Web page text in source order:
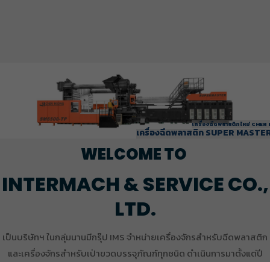
เครื่องฉีดพลาสติกใหม่ CHEN
เครื่องฉีดพลาสติก SUPER MASTER
WELCOME TO
INTERMACH & SERVICE CO.,
LTD.
เป็นบริษัทฯ ในกลุ่มนานมีกรุ๊ป IMS จำหน่ายเครื่องจักรสำหรับฉีดพลาสติก
และเครื่องจักรสำหรับเป่าขวดบรรจุภัณฑ์ทุกชนิด ดำเนินการมาตั้งแต่ปี